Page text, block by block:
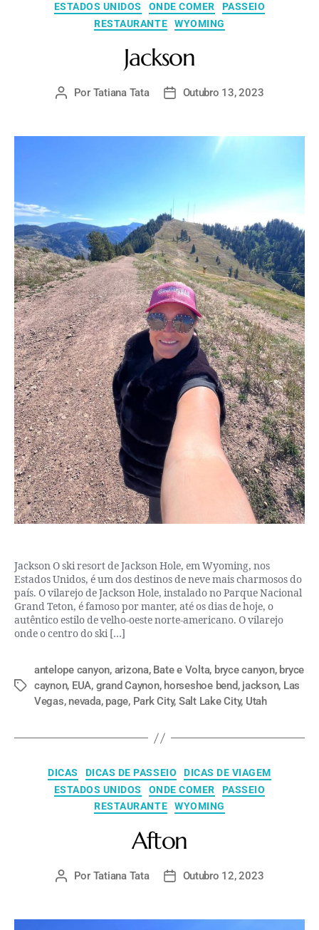
ESTADOS UNIDOS
ONDE COMER
PASSEIO
RESTAURANTE
WYOMING
Jackson
Por Tatiana Tata Outubro 13, 2023
Jackson O ski resort de Jackson Hole, em Wyoming, nos
Estados Unidos, é um dos destinos de neve mais charmosos do
país. O vilarejo de Jackson Hole, instalado no Parque Nacional
Grand Teton, é famoso por manter, até os dias de hoje, o
autêntico estilo de velho-oeste norte-americano. O vilarejo
onde o centro do ski […]
antelope canyon, arizona, Bate e Volta, bryce canyon, bryce
caynon, EUA, grand Caynon, horseshoe bend, jackson, Las
Vegas, nevada, page, Park City, Salt Lake City, Utah
DICAS DICAS DE PASSEIO
DICAS DE VIAGEM
ESTADOS UNIDOS
ONDE COMER
PASSEIO
RESTAURANTE
WYOMING
Afton
Por Tatiana Tata Outubro 12, 2023